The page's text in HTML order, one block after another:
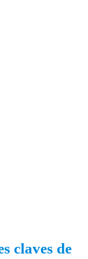
claves de